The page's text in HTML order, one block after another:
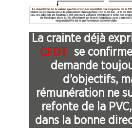
La crainte déjà
CFDT
se
demande
d’objectifs,
rémunération ne
refonte de la
dans la bonne